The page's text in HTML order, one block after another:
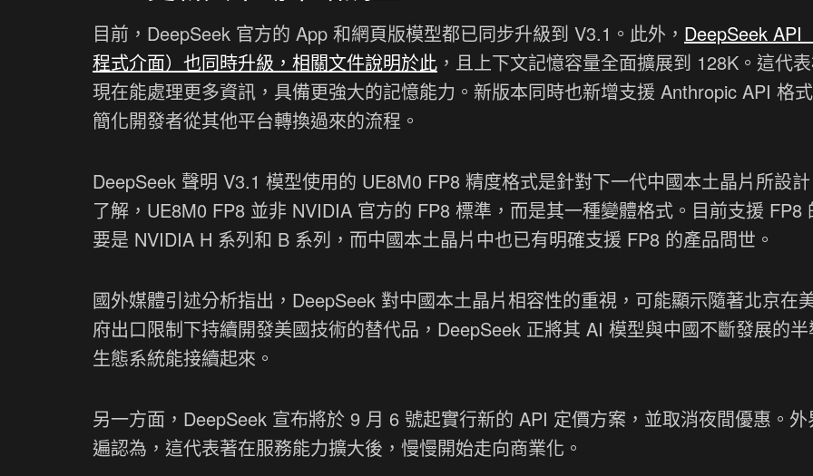
目前，DeepSeek 官方的 App 和網頁版模型都已同步升級到 V3.1。此外， DeepSeek API
程式介面）也同時升級，相關文件說明於此 ，且上下文記憶容量全面擴展到 128K。這代
現在能處理更多資訊，具備更強大的記憶能力。新版本同時也新增支援 Anthropic API 格
簡化開發者從其他平台轉換過來的流程。
DeepSeek 聲明 V3.1 模型使用的 UE8M0 FP8 精度格式是針對下一代中國本土晶片所設
了解，UE8M0 FP8 並非 NVIDIA 官方的 FP8 標準，而是其一種變體格式。目前支援 FP8
要是 NVIDIA H 系列和 B 系列，而中國本土晶片中也已有明確支援 FP8 的產品問世。
國外媒體引述分析指出，DeepSeek 對中國本土晶片相容性的重視，可能顯示隨著北京在
府出口限制下持續開發美國技術的替代品，DeepSeek 正將其 AI 模型與中國不斷發展的半
生態系統能接續起來。
另一方面，DeepSeek 宣布將於 9 月 6 號起實行新的 API 定價方案，並取消夜間優惠。外
遍認為，這代表著在服務能力擴大後，慢慢開始走向商業化。